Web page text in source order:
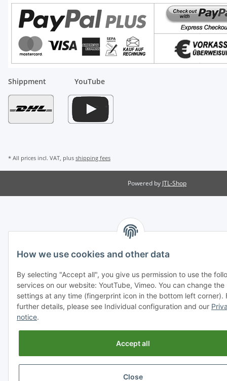
How we use cookies and other data
By selecting "Accept all", you give us permission to use the
services on our website: YoutTube, Vimeo. You can change the
settings at any time (fingerprint icon in the bottom left corner).
further details, please see Individual configuration and our
notice.
Accept all
Close
Shippment YouTube
* All prices incl. VAT, plus shipping fees
Powered by JTL-Shop